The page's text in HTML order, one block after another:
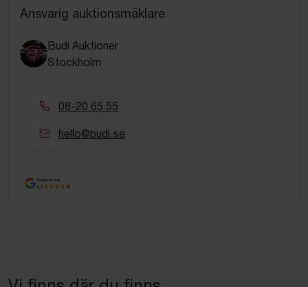
Ansvarig auktionsmäklare
Budi Auktioner
Stockholm
08-20 65 55
hello@budi.se
Google Rating
4.5